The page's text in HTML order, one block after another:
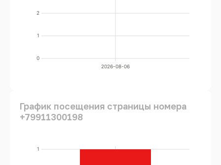
0
1
2
2026-08-06
График посещения страницы номера
+79911300198
1